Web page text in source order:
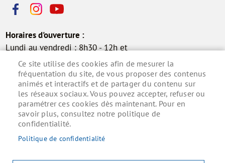
Horaires d'ouverture :
Lundi au vendredi : 8h30 - 12h et
13h30 - 17h30
Samedi : 9h - 12h (permanence
état civil)
Inscrivez-vous à la lettre d'information municipale
pour ne rien manquer de l'actualité.
Ce site utilise des cookies afin de mesurer la
fréquentation du site, de vous proposer des contenus
animés et interactifs et de partager du contenu sur
les réseaux sociaux. Vous pouvez accepter, refuser ou
paramétrer ces cookies dès maintenant. Pour en
savoir plus, consultez notre politique de
confidentialité.
Politique de confidentialité